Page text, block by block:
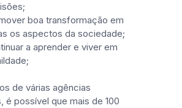
boa transformação em
os aspectos da sociedade;
a aprender e viver em
de várias agências
é possível que mais de 100